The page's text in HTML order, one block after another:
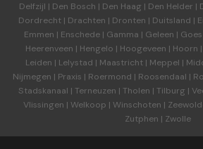
Delfzijl | Den Bosch | Den Haag | Den Helder |
Dordrecht| Drachten | Dronten | Duitsland |
Emmen | Enschede | Gamma | Geleen | Goes
Heerenveen | Hengelo | Hoogeveen | Hoorn |
Leiden | Lelystad | Maastricht| Meppel |
Nijmegen | Praxis | Roermond | Roosendaal |
Stadskanaal | Terneuzen | Tholen | Tilburg |
Vlissingen | Welkoop | Winschoten |
Zutphen | Zwolle